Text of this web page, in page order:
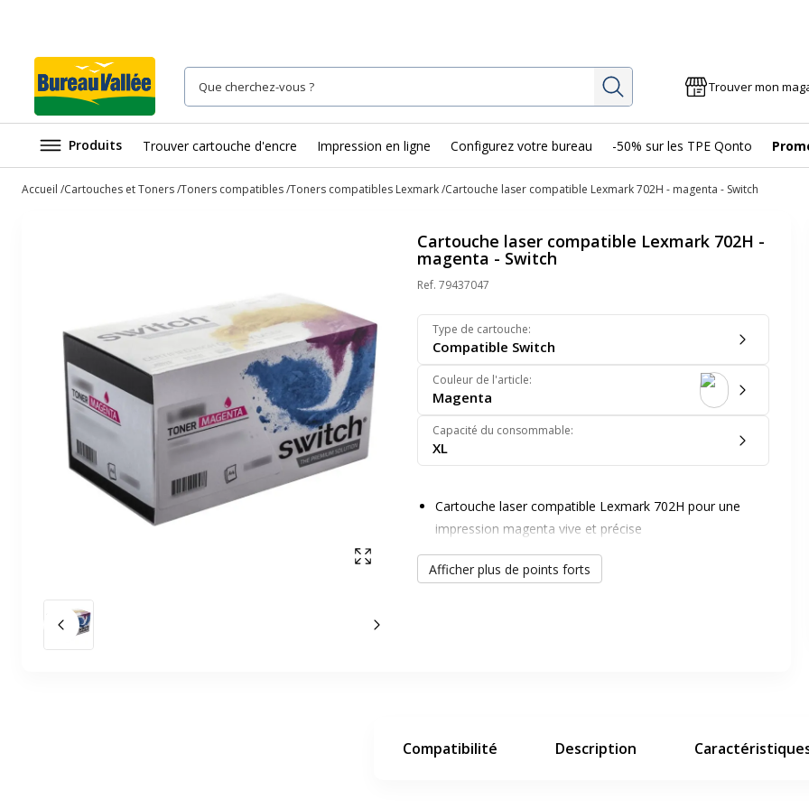
Rechercher Trouver mon
Produits Trouver cartouche d'encre Impression en ligne Configurez votre bureau -50% sur les TPE Qonto
Accueil Cartouches et Toners Toners compatibles Toners compatibles Lexmark Cartouche laser compatible Lexmark 702H - magenta - Switch
Afficher en plein écran
Slide précédent Slide suivant
Cartouche laser compatible Lexmark 702H -
magenta - Switch
Ref. 79437047
Type de cartouche:
Compatible Switch
Couleur de l'article:
Magenta
Capacité du consommable:
XL
Cartouche laser compatible Lexmark 702H pour une
impression magenta vive et précise
Solution économique et écologique grâce à la
compatibilité Switch
Afficher plus de points forts
Compatibilité Description